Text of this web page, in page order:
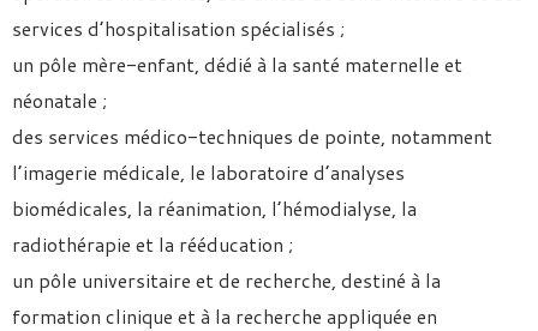
services d’hospitalisation spécialisés ;
un pôle mère-enfant, dédié à la santé maternelle et
néonatale ;
des services médico-techniques de pointe, notamment
l’imagerie médicale, le laboratoire d’analyses
biomédicales, la réanimation, l’hémodialyse, la
radiothérapie et la rééducation ;
un pôle universitaire et de recherche, destiné à la
formation clinique et à la recherche appliquée en